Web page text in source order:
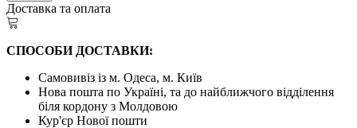
Доставка та оплата
СПОСОБИ ДОСТАВКИ:
Самовивіз із м. Одеса, м. Київ
Нова пошта по Україні, та до найближчого відділення
біля кордону з Молдовою
Кур'єр Нової пошти